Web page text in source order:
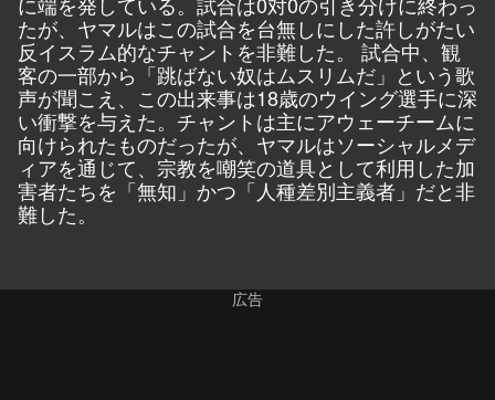
たが、ヤマルはこの試合を台無しにした許しがたい
反イスラム的なチャントを非難した。 試合中、観
客の一部から「跳ばない奴はムスリムだ」という歌
声が聞こえ、この出来事は18歳のウイング選手に深
い衝撃を与えた。チャントは主にアウェーチームに
向けられたものだったが、ヤマルはソーシャルメデ
ィアを通じて、宗教を嘲笑の道具として利用した加
害者たちを「無知」かつ「人種差別主義者」だと非
難した。
広告